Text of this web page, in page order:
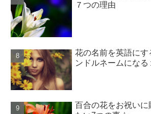
７つの理由
花の名前を英語に
ンドルネームになる
百合の花をお祝い